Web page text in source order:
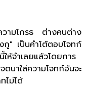
ความโกรธ ต่างคนต่าง
" เป็นคำโต้ตอบโจทก์
ให้จำเลยแล้วโดยการ
นาใส่ความโจทก์อันจะ
ไม่ได้